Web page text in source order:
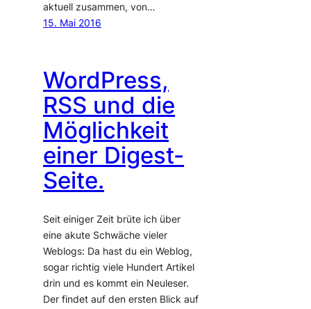
aktuell zusammen, von…
15. Mai 2016
WordPress,
RSS und die
Möglichkeit
einer Digest-
Seite.
Seit einiger Zeit brüte ich über
eine akute Schwäche vieler
Weblogs: Da hast du ein Weblog,
sogar richtig viele Hundert Artikel
drin und es kommt ein Neuleser.
Der findet auf den ersten Blick auf